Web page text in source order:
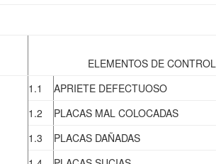
ELEMENTOS DE CONTROL
1.1
APRIETE DEFECTUOSO
1.2
PLACAS MAL COLOCADAS
1.3
PLACAS DAÑADAS